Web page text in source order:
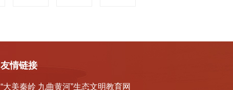
友情链接
“大美秦岭 九曲黄河”生态文明教育网